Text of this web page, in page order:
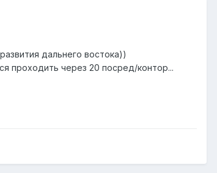
дальнего востока))
проходить через 20 посред/контор...